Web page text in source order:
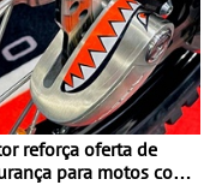
reforça oferta de
para motos com